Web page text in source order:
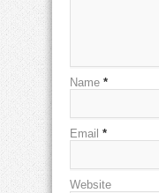
Name *
Email *
Website